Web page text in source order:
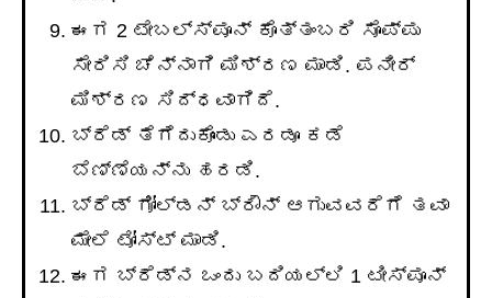
ಈಗ 2 ಟೇಬಲ್ಸ್ಪೂನ್ ಕೊತ್ತಂಬರಿ ಸೊಪ್ಪು
ಸೇರಿಸಿ ಚೆನ್ನಾಗಿ ಮಿಶ್ರಣ ಮಾಡಿ. ಪನೀರ್
ಮಿಶ್ರಣ ಸಿದ್ಧವಾಗಿದೆ.
ಬ್ರೆಡ್ ತೆಗೆದುಕೊಂಡು ಎರಡೂ ಕಡೆ
ಬೆಣ್ಣೆಯನ್ನು ಹರಡಿ.
ಬ್ರೆಡ್ ಗೋಲ್ಡನ್ ಬ್ರೌನ್ ಆಗುವವರೆಗೆ ತವಾ
ಮೇಲೆ ಟೋಸ್ಟ್ ಮಾಡಿ.
ಈಗ ಬ್ರೆಡ್ನ ಒಂದು ಬದಿಯಲ್ಲಿ 1 ಟೀಸ್ಪೂನ್